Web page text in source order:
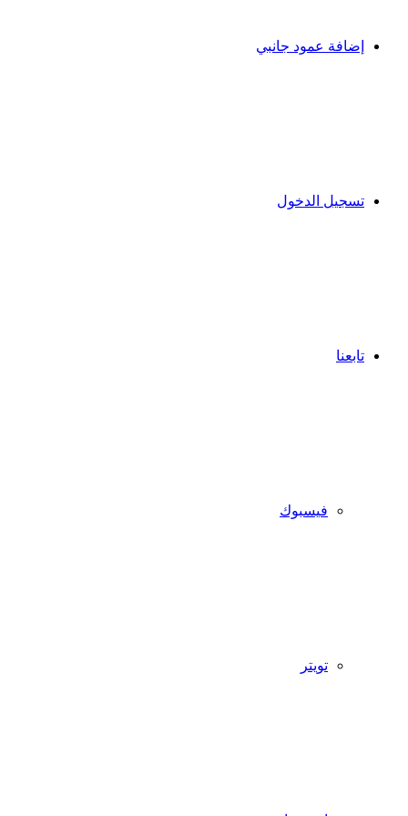
إضافة عمود جانبي
تسجيل الدخول
تابعنا
فيسبوك
تويتر